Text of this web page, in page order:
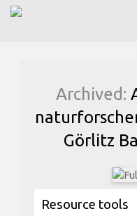
Archived:
Görlitz
Resource tools